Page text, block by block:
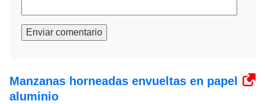
Enviar comentario
Manzanas horneadas envueltas en papel
aluminio